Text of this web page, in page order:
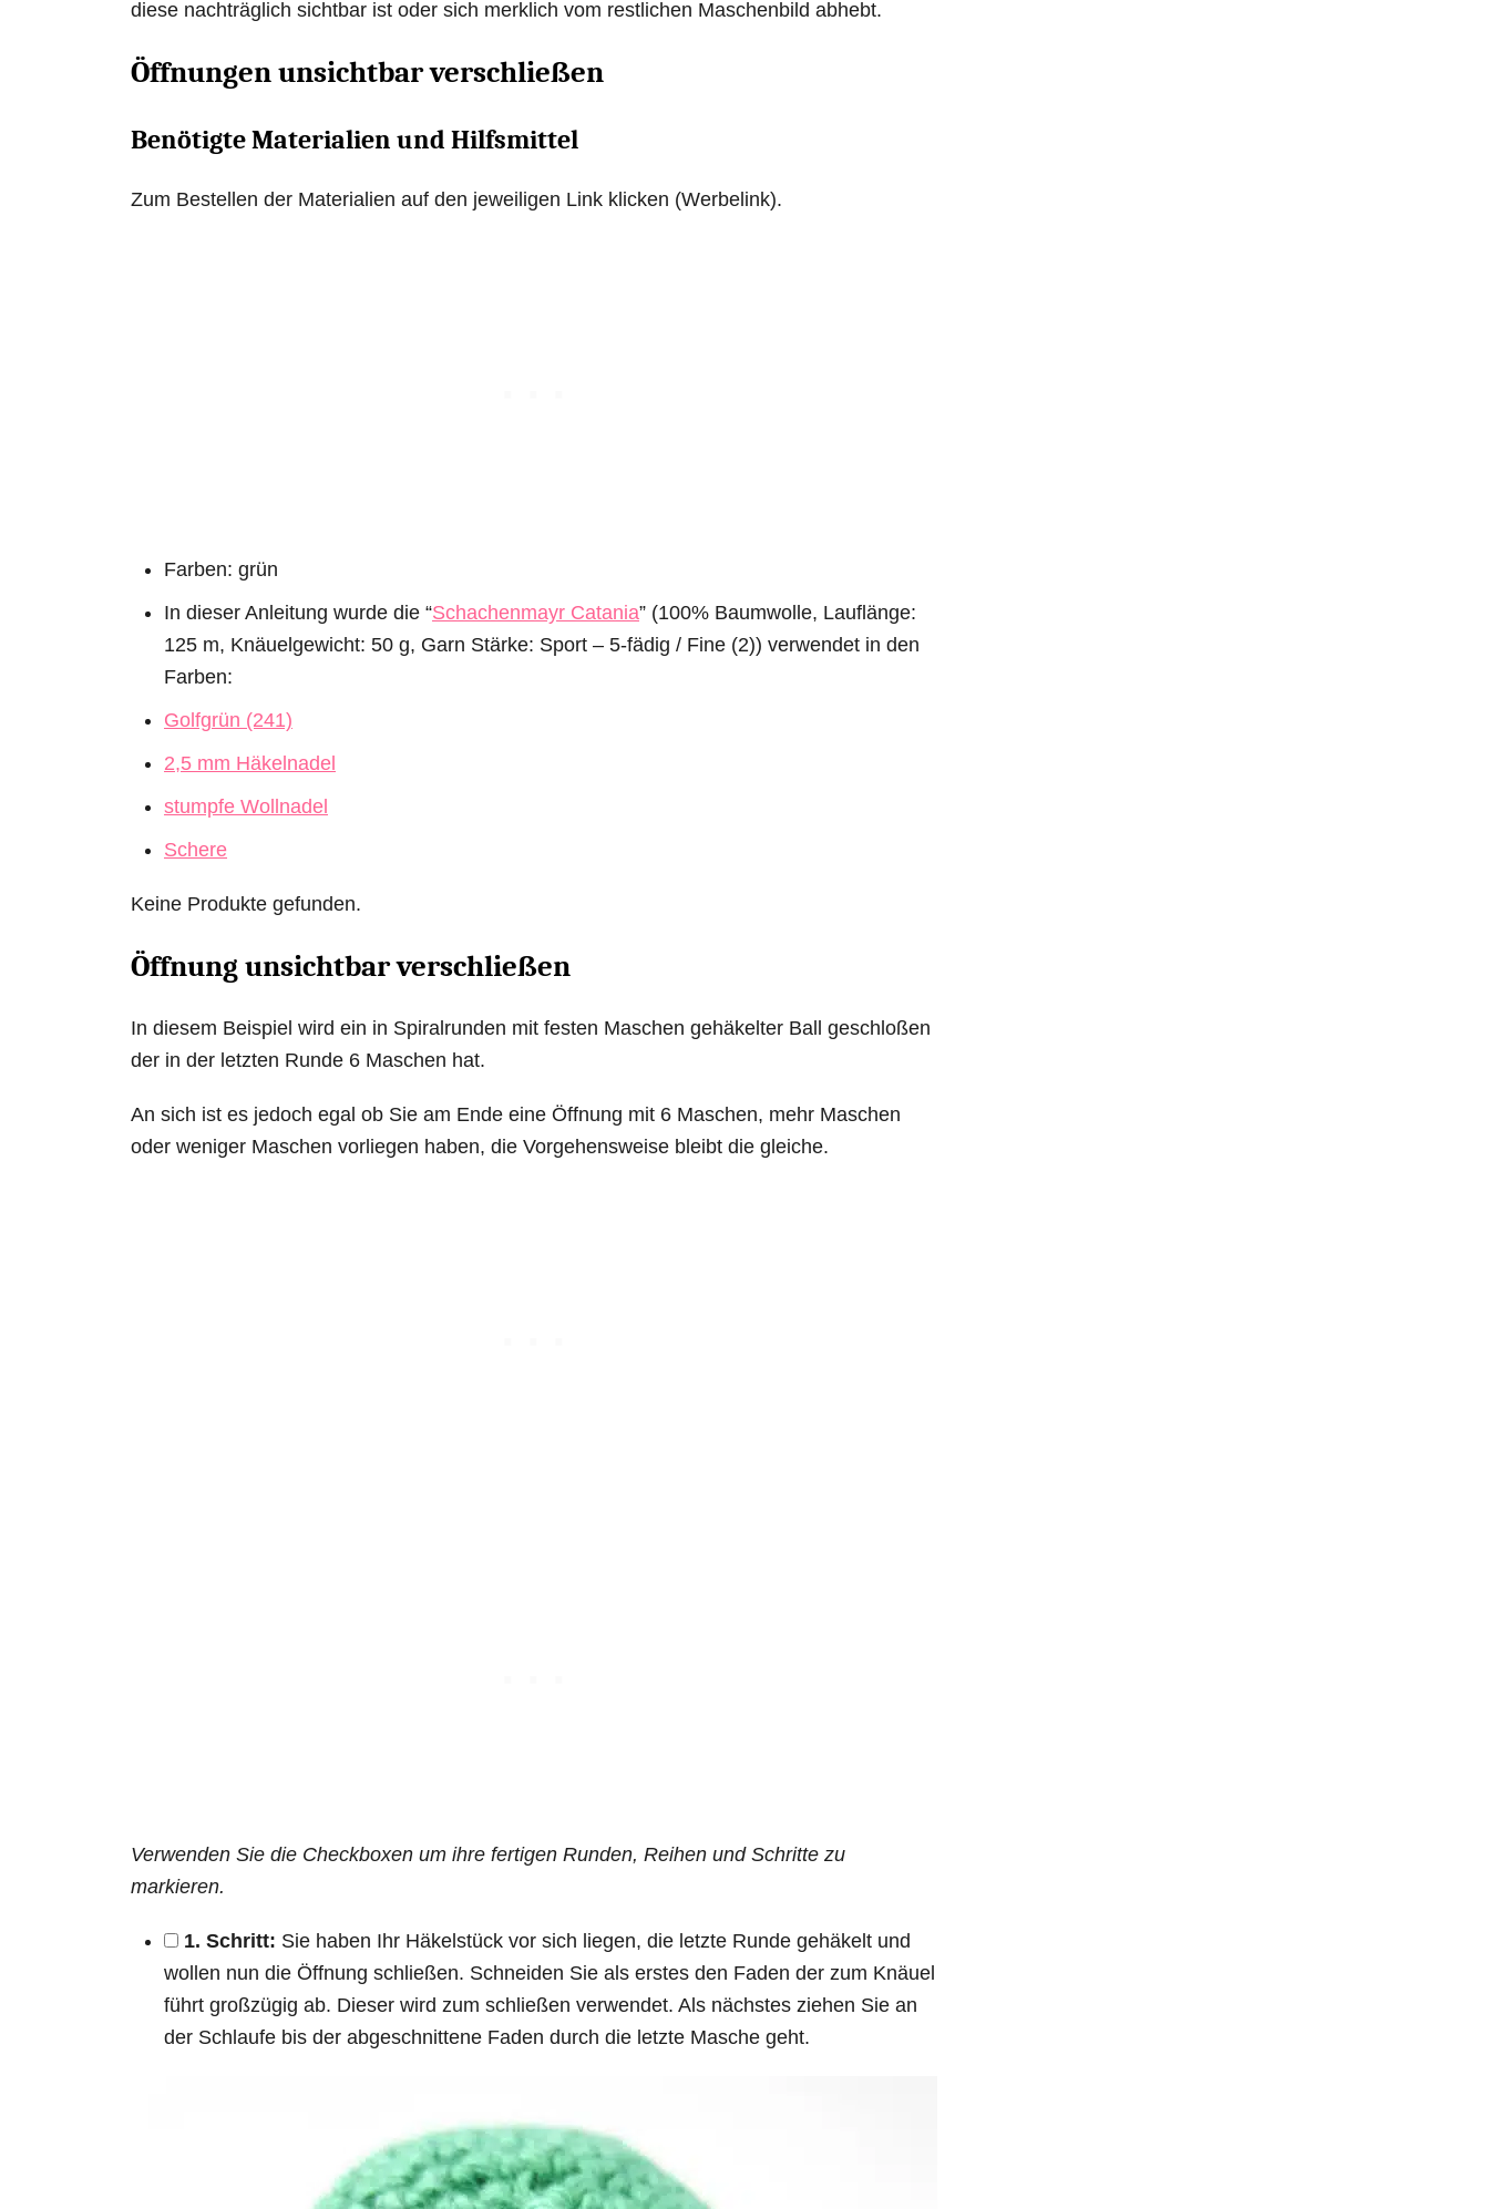
diese nachträglich sichtbar ist oder sich merklich vom restlichen Maschenbild abhebt.
Öffnungen unsichtbar verschließen
Benötigte Materialien und Hilfsmittel
Zum Bestellen der Materialien auf den jeweiligen Link klicken (Werbelink).
Farben: grün
In dieser Anleitung wurde die “Schachenmayr Catania” (100% Baumwolle, Lauflänge:
125 m, Knäuelgewicht: 50 g, Garn Stärke: Sport – 5-fädig / Fine (2)) verwendet in den
Farben:
Golfgrün (241)
2,5 mm Häkelnadel
stumpfe Wollnadel
Schere
Keine Produkte gefunden.
Öffnung unsichtbar verschließen
In diesem Beispiel wird ein in Spiralrunden mit festen Maschen gehäkelter Ball geschloßen
der in der letzten Runde 6 Maschen hat.
An sich ist es jedoch egal ob Sie am Ende eine Öffnung mit 6 Maschen, mehr Maschen
oder weniger Maschen vorliegen haben, die Vorgehensweise bleibt die gleiche.
Verwenden Sie die Checkboxen um ihre fertigen Runden, Reihen und Schritte zu
markieren.
1. Schritt: Sie haben Ihr Häkelstück vor sich liegen, die letzte Runde gehäkelt und
wollen nun die Öffnung schließen. Schneiden Sie als erstes den Faden der zum Knäuel
führt großzügig ab. Dieser wird zum schließen verwendet. Als nächstes ziehen Sie an
der Schlaufe bis der abgeschnittene Faden durch die letzte Masche geht.